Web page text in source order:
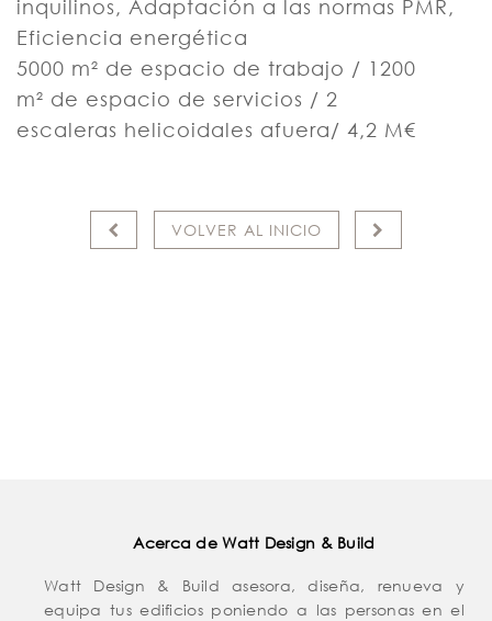
inquilinos, Adaptación a las normas PMR,
Eficiencia energética
5000 m² de espacio de trabajo / 1200
m² de espacio de servicios / 2
escaleras helicoidales afuera/ 4,2 M€
VOLVER AL INICIO
Acerca de Watt Design & Build
Watt Design & Build asesora, diseña, renueva y
equipa tus edificios poniendo a las personas en el